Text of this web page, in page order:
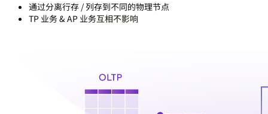
通过分离行存 / 列存到不同的物理节点
TP 业务 & AP 业务互相不影响